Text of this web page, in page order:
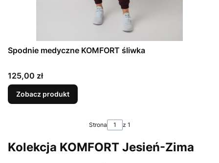
Spodnie medyczne KOMFORT śliwka
Cena
125,00 zł
Zobacz produkt
Strona z 1
Kolekcja KOMFORT Jesień-Zima